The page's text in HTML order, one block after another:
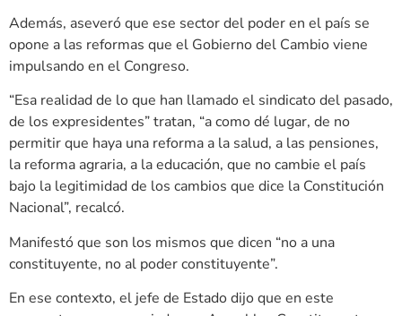
Además, aseveró que ese sector del poder en el país se
opone a las reformas que el Gobierno del Cambio viene
impulsando en el Congreso.
“Esa realidad de lo que han llamado el sindicato del pasado,
de los expresidentes” tratan, “a como dé lugar, de no
permitir que haya una reforma a la salud, a las pensiones,
la reforma agraria, a la educación, que no cambie el país
bajo la legitimidad de los cambios que dice la Constitución
Nacional”, recalcó.
Manifestó que son los mismos que dicen “no a una
constituyente, no al poder constituyente”.
En ese contexto, el jefe de Estado dijo que en este